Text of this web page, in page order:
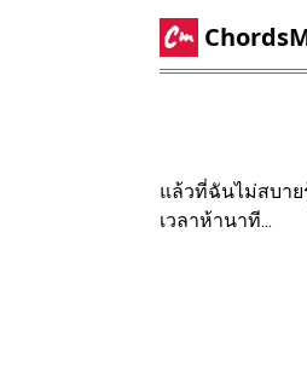
แล้วที่ฉันไม่สบาย
เวลาห้านาที...